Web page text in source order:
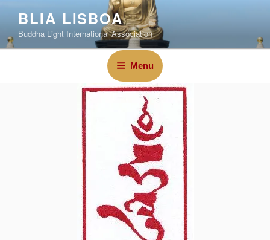
BLIA LISBOA
Buddha Light International Association
Menu